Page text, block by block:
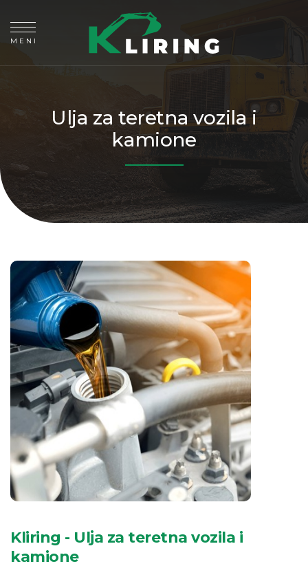
MENI
Ulja za teretna vozila i
kamione
Kliring - Ulja za teretna vozila i
kamione